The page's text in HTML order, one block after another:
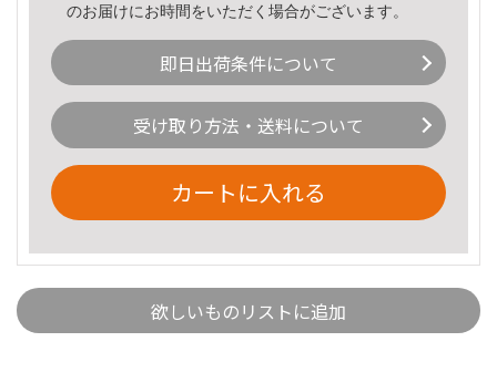
のお届けにお時間をいただく場合がございます。
即日出荷条件について
受け取り方法・送料について
カートに入れる
欲しいものリストに追加